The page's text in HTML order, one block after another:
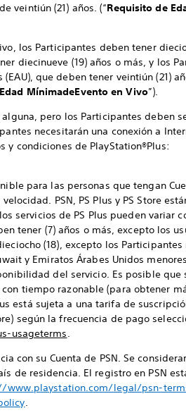
veintiún (21) años. (“Requisito de
los Participantes deben tener
diecinueve (19) años o más, y los
que deben tener veintiún (21)
MínimadeEvento en Vivo”).
pero los Participantes deben
necesitarán una conexión a
y condiciones de PlayStation®Plus:
para las personas que tengan
PSN, PS Plus y PS Store
servicios de PS Plus pueden variar
tener (7) años o más, excepto los
(18), excepto los
y Emiratos Árabes Unidos
del servicio. Es posible que
tiempo razonable (para obtener
está sujeta a una tarifa de
según la frecuencia de pago
usageterms.
con su Cuenta de PSN. Se
de residencia. El registro en PSN
www.playstation.com/legal/psn-
.